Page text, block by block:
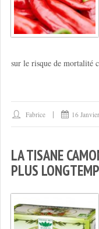
sur le risque de mortalité
Fabrice 16
LA TISANE
PLUS